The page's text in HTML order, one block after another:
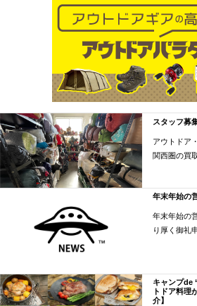
スタッフ募
アウトドア
関西圏の買
内容 ・アウ
品撮影と …
を読む
年末年始の
年末年始の
り厚く御礼
に、明くる
よろしくお
を読む
キャンプde
トドア料理
介】